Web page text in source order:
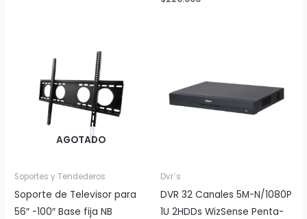
AGOTADO
Soportes y Tendederos
Soporte de Televisor para
56″ -100″ Base fija NB
Dvr´s
DVR 32 Canales 5M-N/1080P
1U 2HDDs WizSense Penta-